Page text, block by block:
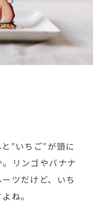
”いちご”が頭に
リンゴやバナナ
ツだけど、いち
ね。